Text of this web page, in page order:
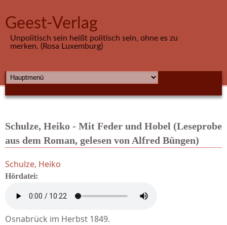
Geest-Verlag
Unpolitisch sein heißt politisch sein, ohne es zu
merken. (Rosa Luxemburg)
HAUPTMENÜ
Schulze, Heiko - Mit Feder und Hobel (Leseprobe
aus dem Roman, gelesen von Alfred Büngen)
Schulze, Heiko
Hördatei:
Osnabrück im Herbst 1849.